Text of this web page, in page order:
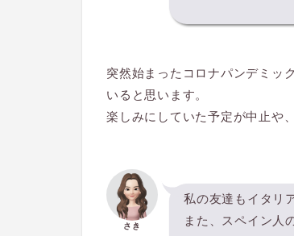
突然始まったコロナパンデミッ
いると思います。
楽しみにしていた予定が中止や
さき
私の友達もイタリ
また、スペイン人